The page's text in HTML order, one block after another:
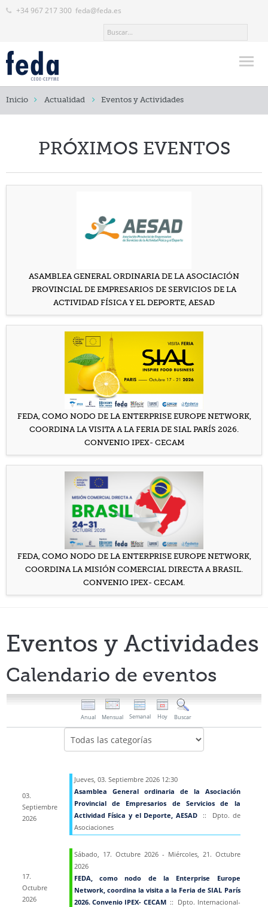
+34 967 217 300 feda@feda.es
Inicio
FEDA
Actualidad
Normativa Empresarial
Eventos y Actividades
Valor añadido
Inicio Actualidad Eventos y Actividades
PRÓXIMOS EVENTOS
ASAMBLEA GENERAL ORDINARIA DE LA ASOCIACIÓN
PROVINCIAL DE EMPRESARIOS DE SERVICIOS DE LA
ACTIVIDAD FÍSICA Y EL DEPORTE, AESAD
FEDA, COMO NODO DE LA ENTERPRISE EUROPE NETWORK,
COORDINA LA VISITA A LA FERIA DE SIAL PARÍS 2026.
CONVENIO IPEX- CECAM
FEDA, COMO NODO DE LA ENTERPRISE EUROPE NETWORK,
COORDINA LA MISIÓN COMERCIAL DIRECTA A BRASIL.
CONVENIO IPEX- CECAM.
Eventos y Actividades
Calendario de eventos
Anual Mensual Semanal Hoy Buscar
Elija una categoría para filtrar la lista
03.
Septiembre
2026
Jueves, 03. Septiembre 2026 12:30
Asamblea General ordinaria de la Asociación
Provincial de Empresarios de Servicios de la
Actividad Física y el Deporte, AESAD :: Dpto. de
Asociaciones
17.
Octubre
2026
Sábado, 17. Octubre 2026 - Miércoles, 21. Octubre
2026
FEDA, como nodo de la Enterprise Europe
Network, coordina la visita a la Feria de SIAL París
2026. Convenio IPEX- CECAM:: Dpto. Internacional-